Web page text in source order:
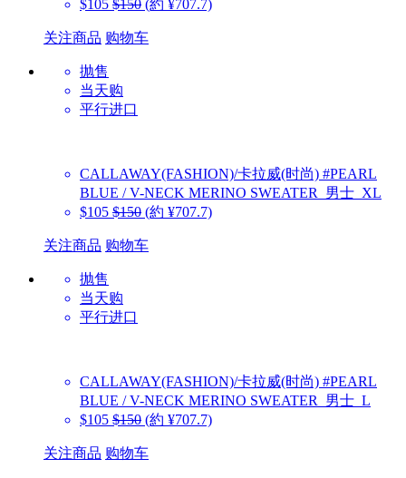
$105 $150 (約 ¥707.7)
关注商品 购物车
抛售
当天购
平行进口
CALLAWAY(FASHION)/卡拉威(时尚) #PEARL
BLUE / V-NECK MERINO SWEATER_男士_XL
$105 $150 (約 ¥707.7)
关注商品 购物车
抛售
当天购
平行进口
CALLAWAY(FASHION)/卡拉威(时尚) #PEARL
BLUE / V-NECK MERINO SWEATER_男士_L
$105 $150 (約 ¥707.7)
关注商品 购物车